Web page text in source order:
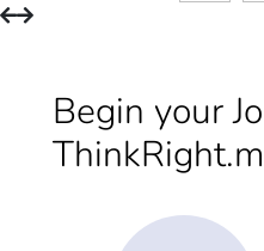
Begin your